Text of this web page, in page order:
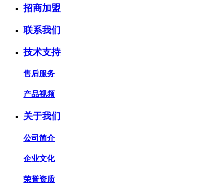
招商加盟
联系我们
技术支持
售后服务
产品视频
关于我们
公司简介
企业文化
荣誉资质